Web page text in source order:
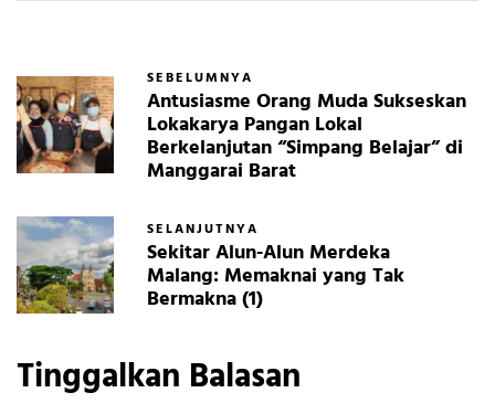
SEBELUMNYA
Antusiasme Orang Muda Sukseskan
Lokakarya Pangan Lokal
Berkelanjutan “Simpang Belajar” di
Manggarai Barat
SELANJUTNYA
Sekitar Alun-Alun Merdeka
Malang: Memaknai yang Tak
Bermakna (1)
Tinggalkan Balasan